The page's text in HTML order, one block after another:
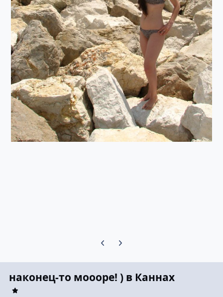
Предыдущий слайд карусели
Следующий слайд карусели
наконец-то моооре! ) в Каннах